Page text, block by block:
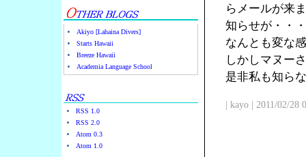
Akiyo [Lahaina Divers]
Starts Hawaii
Breeze Hawaii
Academia Language School
RSS 1.0
RSS 2.0
Atom 0.3
Atom 1.0
らメールが来
知らせが・・・
なんとも変な
しかしマヌー
是非私も知ら
| kayo | 2011/02/28